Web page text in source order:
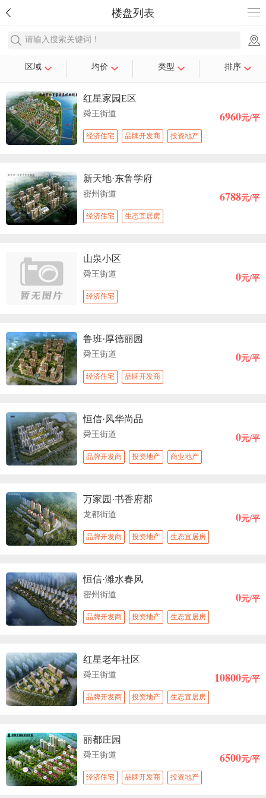
楼盘列表
请输入搜索关键词！
区域 均价 类型 排序
红星家园E区
舜王街道 6960元/平
经济住宅 品牌开发商 投资地产
新天地·东鲁学府
密州街道 6788元/平
经济住宅 生态宜居房
山泉小区
舜王街道 0元/平
经济住宅
鲁班·厚德丽园
舜王街道 0元/平
经济住宅 品牌开发商
恒信·风华尚品
舜王街道 0元/平
品牌开发商 投资地产 商业地产
万家园·书香府郡
龙都街道 0元/平
品牌开发商 投资地产 生态宜居房
恒信·潍水春风
密州街道 0元/平
品牌开发商 投资地产 生态宜居房
红星老年社区
舜王街道 10800元/平
品牌开发商 投资地产 生态宜居房
丽都庄园
舜王街道 6500元/平
经济住宅 品牌开发商 投资地产